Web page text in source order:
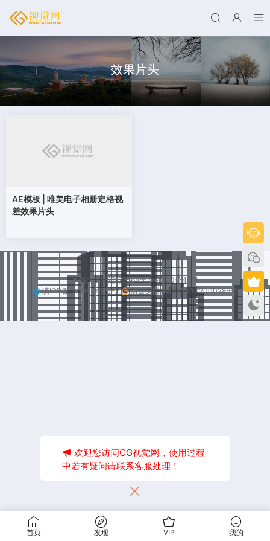
效果片头
AE模板 | 唯美电子相册定格视
差效果片头
本站已安全运行2564天6小时20分43秒
滇ICP备18004245号-2
滇公安网备53250302000286号
首页 发现 VIP 我的
欢迎您访问CG视觉网，使用过程
中若有疑问请联系客服处理！